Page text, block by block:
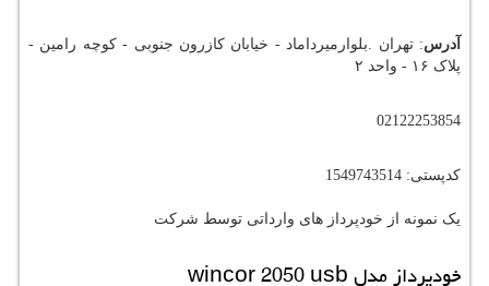
آدرس: تهران .بلوارمیرداماد - خیابان کازرون جنوبی - کوچه رامین -
پلاک ۱۶ - واحد ۲
02122253854
کدپستی: 1549743514
یک نمونه از خودپرداز های وارداتی توسط شرکت
خودپرداز مدلwincor 2050 usb